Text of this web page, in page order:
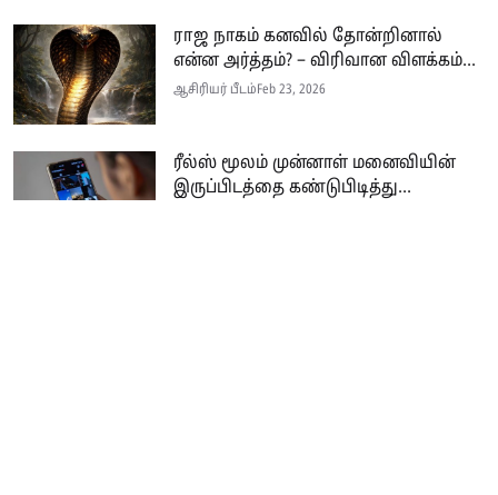
ராஜ நாகம் கனவில் தோன்றினால்
என்ன அர்த்தம்? – விரிவான விளக்கம்...
ஆசிரியர் பீடம்Feb 23, 2026
ரீல்ஸ் மூலம் முன்னாள் மனைவியின்
இருப்பிடத்தை கண்டுபிடித்து...